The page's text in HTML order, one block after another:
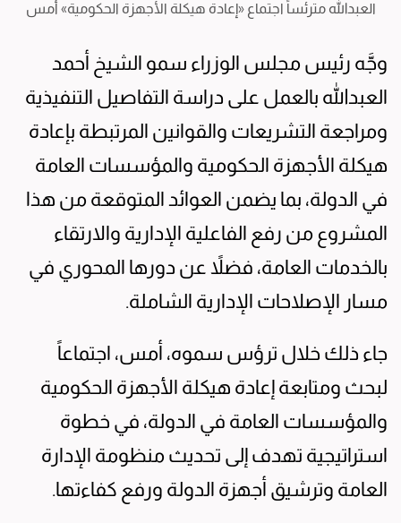
العبدالله مترئساً اجتماع «إعادة هيكلة الأجهزة الحكومية» أمس
وجَّه رئيس مجلس الوزراء سمو الشيخ أحمد
العبدالله بالعمل على دراسة التفاصيل التنفيذية
ومراجعة التشريعات والقوانين المرتبطة بإعادة
هيكلة الأجهزة الحكومية والمؤسسات العامة
في الدولة، بما يضمن العوائد المتوقعة من هذا
المشروع من رفع الفاعلية الإدارية والارتقاء
بالخدمات العامة، فضلاً عن دورها المحوري في
مسار الإصلاحات الإدارية الشاملة.
جاء ذلك خلال ترؤس سموه، أمس، اجتماعاً
لبحث ومتابعة إعادة هيكلة الأجهزة الحكومية
والمؤسسات العامة في الدولة، في خطوة
استراتيجية تهدف إلى تحديث منظومة الإدارة
العامة وترشيق أجهزة الدولة ورفع كفاءتها.